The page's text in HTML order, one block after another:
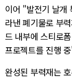
이어 "발전기 날개
라낸 폐기물로 부
드 내부에 스티로
프로젝트를 진행
완성된 부력재는